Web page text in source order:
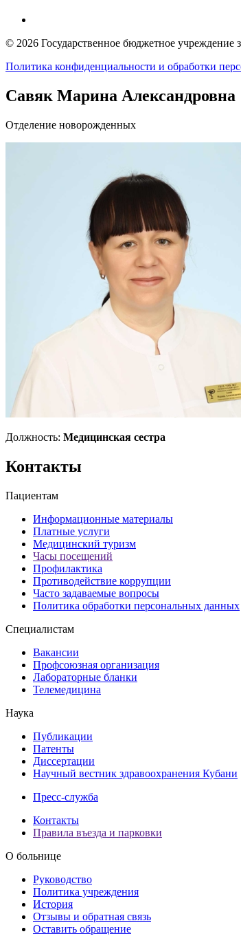
© 2026 Государственное бюджетное учреждение
Политика конфиденциальности и обработки
Савяк Марина Александровна
Отделение новорожденных
Должность: Медицинская сестра
Контакты
Пациентам
Информационные материалы
Платные услуги
Медицинский туризм
Часы посещений
Профилактика
Противодействие коррупции
Часто задаваемые вопросы
Политика обработки персональных данных
Специалистам
Вакансии
Профсоюзная организация
Лабораторные бланки
Телемедицина
Наука
Публикации
Патенты
Диссертации
Научный вестник здравоохранения Кубани
Пресс-служба
Контакты
Правила въезда и парковки
О больнице
Руководство
Политика учреждения
История
Отзывы и обратная связь
Оставить обращение